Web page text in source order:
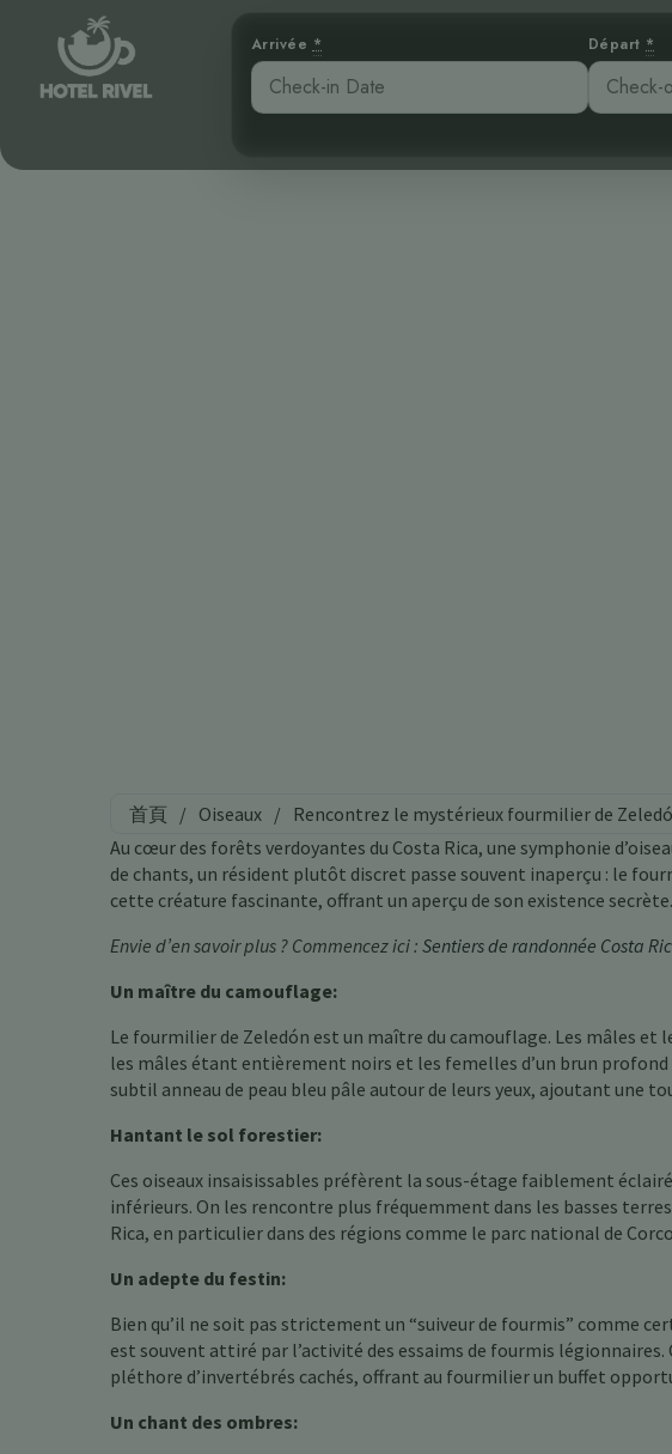
Arrivée * Départ *
首頁 / Oiseaux / Rencontrez le mystérieux fourmilier de
Au cœur des forêts verdoyantes du Costa Rica, une symphonie
de chants, un résident plutôt discret passe souvent inaperçu : le
cette créature fascinante, offrant un aperçu de son existence secrète.
Envie d’en savoir plus ? Commencez ici : Sentiers de randonnée Costa
Un maître du camouflage:
Le fourmilier de Zeledón est un maître du camouflage. Les mâles et
les mâles étant entièrement noirs et les femelles d’un brun
subtil anneau de peau bleu pâle autour de leurs yeux, ajoutant une
Hantant le sol forestier:
Ces oiseaux insaisissables préfèrent la sous-étage faiblement
inférieurs. On les rencontre plus fréquemment dans les basses
Rica, en particulier dans des régions comme le parc national de
Un adepte du festin:
Bien qu’il ne soit pas strictement un “suiveur de fourmis” comme
est souvent attiré par l’activité des essaims de fourmis légionnaires.
pléthore d’invertébrés cachés, offrant au fourmilier un buffet
Un chant des ombres: